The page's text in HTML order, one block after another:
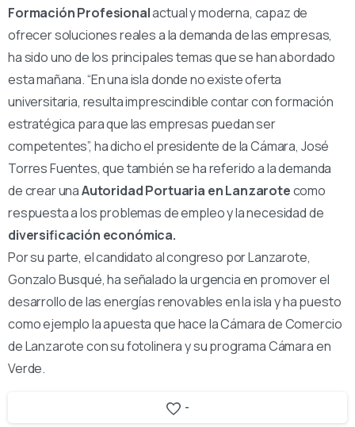
Formación Profesionalactual y moderna, capaz de
ofrecer soluciones reales a la demanda de las empresas,
ha sido uno de los principales temas que se han abordado
esta mañana. “En una isla donde no existe oferta
universitaria, resulta imprescindible contar con formación
estratégica para que las empresas puedan ser
competentes”, ha dicho el presidente de la Cámara, José
Torres Fuentes, que también se ha referido a la demanda
de crear unaAutoridad Portuaria en Lanzarotecomo
respuesta a los problemas de empleo y la necesidad de
diversificación económica.
Por su parte, el candidato al congreso por Lanzarote,
Gonzalo Busqué, ha señalado la urgencia en promover el
desarrollo de las energías renovables en la isla y ha puesto
como ejemplo la apuesta que hace la Cámara de Comercio
de Lanzarote con su fotolinera y su programa Cámara en
Verde.
-